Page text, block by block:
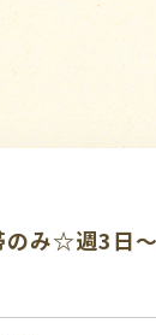
み☆週3日